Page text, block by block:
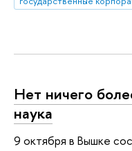
Нет ничего
наука
9 октября в Вышке